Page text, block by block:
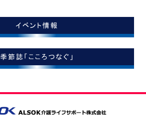
イベント情報
季節誌「こころつなぐ」